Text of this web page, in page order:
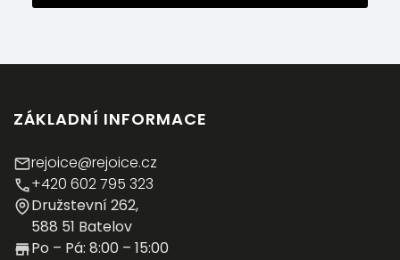
ZÁKLADNÍ INFORMACE
rejoice@rejoice.cz
+420 602 795 323
Družstevní 262,
588 51 Batelov
Po – Pá: 8:00 – 15:00